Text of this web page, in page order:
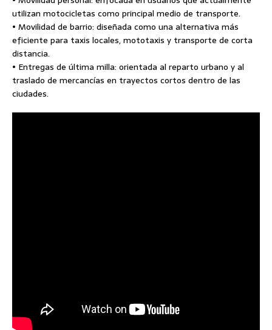
utilizan motocicletas como principal medio de transporte.
• Movilidad de barrio: diseñada como una alternativa más
eficiente para taxis locales, mototaxis y transporte de corta
distancia.
• Entregas de última milla: orientada al reparto urbano y al
traslado de mercancías en trayectos cortos dentro de las
ciudades.